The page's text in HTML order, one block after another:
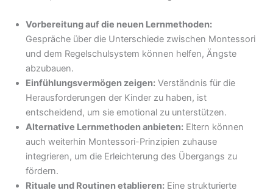
Vorbereitung auf die neuen Lernmethoden:
Gespräche über die Unterschiede zwischen Montessori
und dem Regelschulsystem können helfen, Ängste
abzubauen.
Einfühlungsvermögen zeigen: Verständnis für die
Herausforderungen der Kinder zu haben, ist
entscheidend, um sie emotional zu unterstützen.
Alternative Lernmethoden anbieten: Eltern können
auch weiterhin Montessori-Prinzipien zuhause
integrieren, um die Erleichterung des Übergangs zu
fördern.
Rituale und Routinen etablieren: Eine strukturierte